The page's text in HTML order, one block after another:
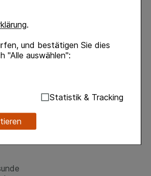
.
und bestätigen Sie dies
"Alle auswählen":
die Grundfunktionen unserer
unsere Seite an bevorzugte
zu betreiben.
Statistik & Tracking
der
auf